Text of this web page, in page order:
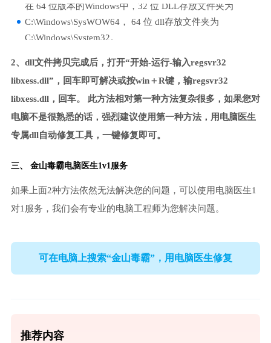
在 64 位版本的Windows中，32 位 DLL存放文件夹为
C:\Windows\SysWOW64， 64 位 dll存放文件夹为
C:\Windows\System32。
2、dll文件拷贝完成后，打开“开始-运行-输入regsvr32
libxess.dll”，回车即可解决或按win＋R键，输regsvr32
libxess.dll，回车。 此方法相对第一种方法复杂很多，如果您对
电脑不是很熟悉的话，强烈建议使用第一种方法，用电脑医生
专属dll自动修复工具，一键修复即可。
三、 金山毒霸电脑医生1v1服务
如果上面2种方法依然无法解决您的问题，可以使用电脑医生1
对1服务，我们会有专业的电脑工程师为您解决问题。
可在电脑上搜索“金山毒霸”，用电脑医生修复
推荐内容